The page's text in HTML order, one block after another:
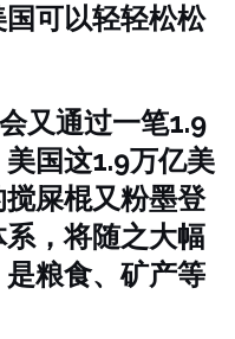
可以轻轻松松
又通过一笔1.9
国这1.9万亿美
屎棍又粉墨登
，将随之大幅
粮食、矿产等